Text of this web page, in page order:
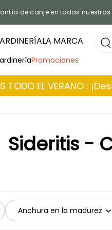
de canje en todas
LA MARCA
Promociones
TODO EL VERANO
Sideritis -
Anchura en la madurez